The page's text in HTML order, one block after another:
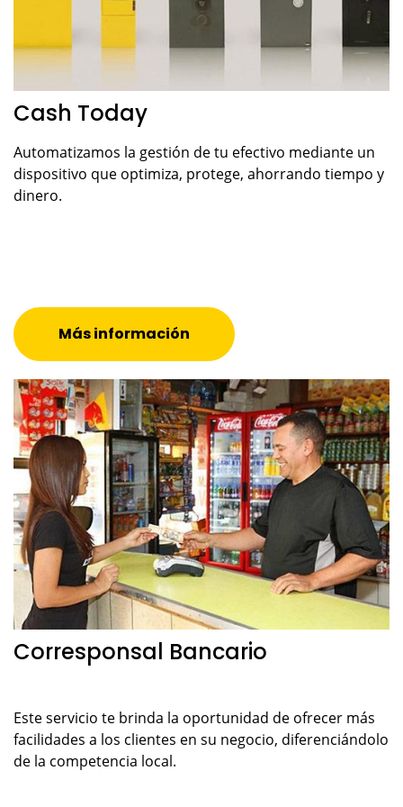
Cash Today
Automatizamos la gestión de tu efectivo mediante un
dispositivo que optimiza, protege, ahorrando tiempo y
dinero.
Más información
Corresponsal Bancario
Este servicio te brinda la oportunidad de ofrecer más
facilidades a los clientes en su negocio, diferenciándolo
de la competencia local.